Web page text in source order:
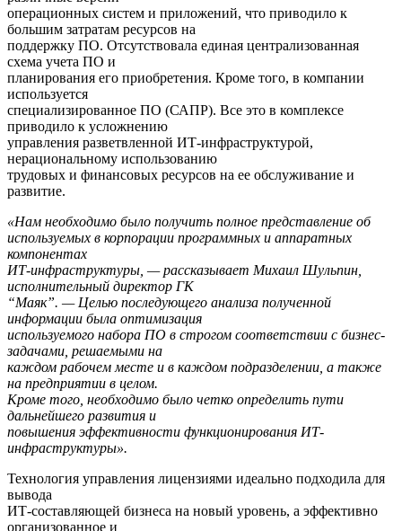
операционных систем и приложений, что приводило к
большим затратам ресурсов на
поддержку ПО. Отсутствовала единая централизованная
схема учета ПО и
планирования его приобретения. Кроме того, в компании
используется
специализированное ПО (САПР). Все это в комплексе
приводило к усложнению
управления разветвленной ИТ-инфраструктурой,
нерациональному использованию
трудовых и финансовых ресурсов на ее обслуживание и
развитие.
«Нам необходимо было получить полное представление об
используемых в корпорации программных и аппаратных
компонентах
ИТ-инфраструктуры, — рассказывает Михаил Шульпин,
исполнительный директор ГК
“Маяк”. — Целью последующего анализа полученной
информации была оптимизация
используемого набора ПО в строгом соответствии с бизнес-
задачами, решаемыми на
каждом рабочем месте и в каждом подразделении, а также
на предприятии в целом.
Кроме того, необходимо было четко определить пути
дальнейшего развития и
повышения эффективности функционирования ИТ-
инфраструктуры».
Технология управления лицензиями идеально подходила для
вывода
ИТ-составляющей бизнеса на новый уровень, а эффективно
организованное и